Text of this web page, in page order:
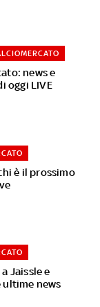
news e
oggi LIVE
è il prossimo
Jaissle e
ultime news